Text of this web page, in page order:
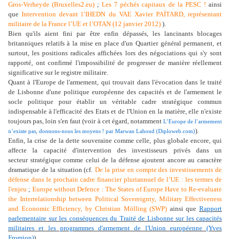
Gros-Verheyde (Bruxelles2.eu) ; Les 7 péchés capitaux de la PESC ! ainsi
queIntervention devant l’IHEDN du VAE Xavier PAÏTARD, représentant
militaire de la France l’UE et l’OTAN (12 janvier 2012) ).
Bien qu'ils aient fini par être enfin dépassés, les lancinants blocages
britanniques relatifs à la mise en place d'un Quartier général permanent, et
surtout, les positions radicales affichées lors des négociations qui s'y sont
rapporté, ont confirmé l'impossibilité de progresser de manière réellement
significative sur le registre militaire.
Quant à l'Europe de l'armement, qui trouvait dans l'évocation dans le traité
de Lisbonne d'une politique européenne des capacités et de l'armement le
socle politique pour établir un véritable cadre stratégique commun
indispensable à l'efficacité des Etats et de l'Union en la matière, elle n'existe
toujours pas, loin s'en faut (voir à cet égard, notamment L’Europe de l’armement
n’existe pas, donnons-nous les moyens ! par Marwan Lahoud (Diploweb.com)).
Enfin, la crise de la dette souveraine comme celle, plus globale encore, qui
affecte la capacité d'intervention des investisseurs privés dans un
secteur stratégique comme celui de la défense ajoutent ancore au caractère
dramatique de la situation (cf. De la prise en compte des investissements de
défense dans le prochain cadre financier pluriannuel de l’UE : les termes de
l'enjeu ; Europe without Defence : The States of Europe Have to Re-evaluate
the Interrelationship between Political Sovereignty, Military Effectiveness
and Economic Efficiency, by Christian Mölling (SWP) ainsi queRapport
parlementaire sur les conséquences du Traité de Lisbonne sur les capacités
militaires et les programmes d'armement de l'Union européenne (Yves